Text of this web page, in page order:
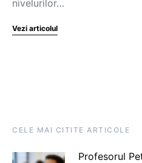
nivelurilor…
Vezi articolul
CELE MAI CITITE ARTICOLE
Profesorul